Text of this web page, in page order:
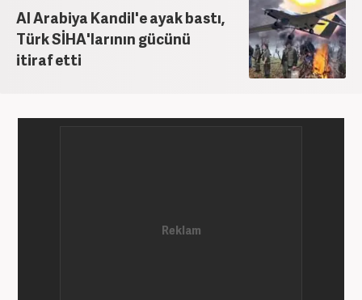
Al Arabiya Kandil'e ayak bastı,
Türk SİHA'larının gücünü
itiraf etti